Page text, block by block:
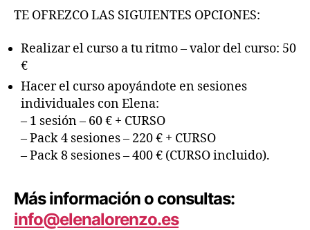
TE OFREZCO LAS SIGUIENTES OPCIONES:
Realizar el curso a tu ritmo – valor del curso: 50
€
Hacer el curso apoyándote en sesiones
individuales con Elena:
– 1 sesión – 60 € + CURSO
– Pack 4 sesiones – 220 € + CURSO
– Pack 8 sesiones – 400 € (CURSO incluido).
Más información o consultas:
info@elenalorenzo.es